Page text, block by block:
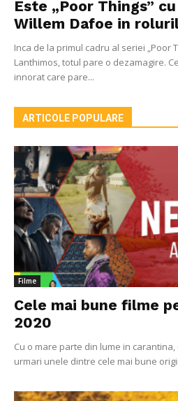
Este „Poor Things”
Willem Dafoe in
Inca de la primul cadru al seriei „Poor
Lanthimos, totul pare o dezamagire.
innorat care pare...
ARTICOLE POPULARE
Filme
Cele mai bune filme
2020
Cu o mare parte din lume in
urmari unele dintre cele mai bune